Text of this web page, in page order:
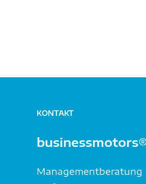
KONTAKT
Managementberatung